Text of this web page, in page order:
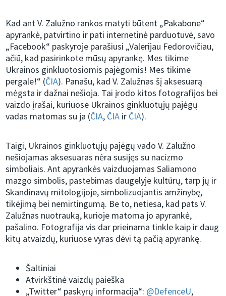
Kad ant V. Zalužno rankos matyti būtent „Pakabone“
apyrankė, patvirtino ir pati internetinė parduotuvė, savo
„Facebook“ paskyroje parašiusi „Valerijau Fedorovičiau,
ačiū, kad pasirinkote mūsų apyrankę. Mes tikime
Ukrainos ginkluotosiomis pajėgomis! Mes tikime
pergale!“ (ČIA). Panašu, kad V. Zalužnas šį aksesuarą
mėgsta ir dažnai nešioja. Tai įrodo kitos fotografijos bei
vaizdo įrašai, kuriuose Ukrainos ginkluotųjų pajėgų
vadas matomas su ja (ČIA, ČIA ir ČIA).
Taigi, Ukrainos ginkluotųjų pajėgų vado V. Zalužno
nešiojamas aksesuaras nėra susijęs su nacizmo
simboliais. Ant apyrankės vaizduojamas Saliamono
mazgo simbolis, pastebimas daugelyje kultūrų, tarp jų ir
Skandinavų mitologijoje, simbolizuojantis amžinybę,
tikėjimą bei nemirtingumą. Be to, netiesa, kad pats V.
Zalužnas nuotrauką, kurioje matoma jo apyrankė,
pašalino. Fotografija vis dar prieinama tinkle kaip ir daug
kitų atvaizdų, kuriuose vyras dėvi tą pačią apyrankę.
Šaltiniai
Atvirkštinė vaizdų paieška
„Twitter“ paskyrų informacija“: @DefenceU,